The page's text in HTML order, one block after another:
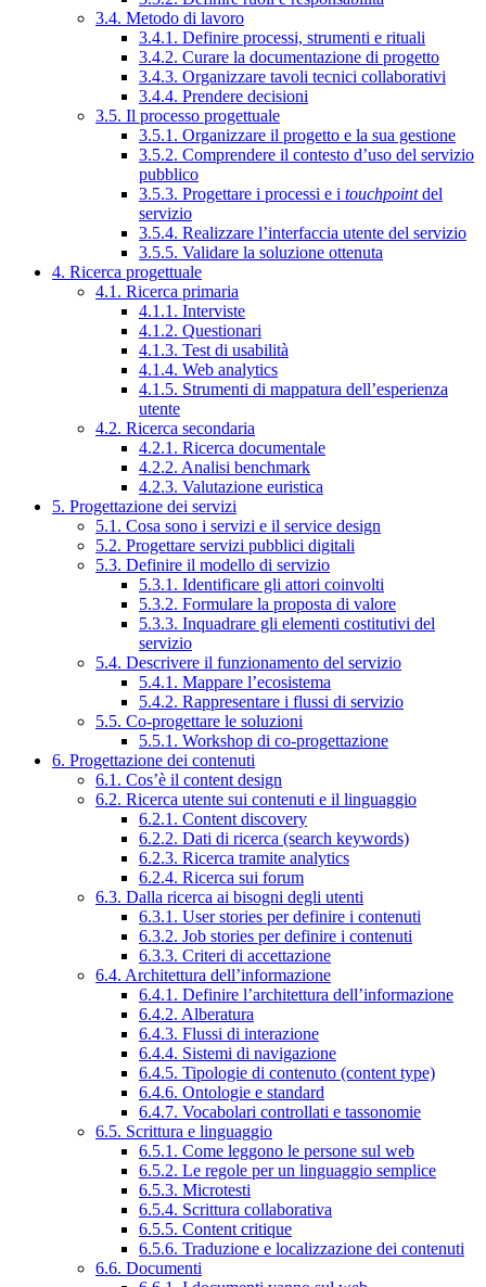
3.4. Metodo di lavoro
3.4.1. Definire processi, strumenti e rituali
3.4.2. Curare la documentazione di progetto
3.4.3. Organizzare tavoli tecnici collaborativi
3.4.4. Prendere decisioni
3.5. Il processo progettuale
3.5.1. Organizzare il progetto e la sua gestione
3.5.2. Comprendere il contesto d’uso del servizio
pubblico
3.5.3. Progettare i processi e i touchpointdel
servizio
3.5.4. Realizzare l’interfaccia utente del servizio
3.5.5. Validare la soluzione ottenuta
4. Ricerca progettuale
4.1. Ricerca primaria
4.1.1. Interviste
4.1.2. Questionari
4.1.3. Test di usabilità
4.1.4. Web analytics
4.1.5. Strumenti di mappatura dell’esperienza
utente
4.2. Ricerca secondaria
4.2.1. Ricerca documentale
4.2.2. Analisi benchmark
4.2.3. Valutazione euristica
5. Progettazione dei servizi
5.1. Cosa sono i servizi e il service design
5.2. Progettare servizi pubblici digitali
5.3. Definire il modello di servizio
5.3.1. Identificare gli attori coinvolti
5.3.2. Formulare la proposta di valore
5.3.3. Inquadrare gli elementi costitutivi del
servizio
5.4. Descrivere il funzionamento del servizio
5.4.1. Mappare l’ecosistema
5.4.2. Rappresentare i flussi di servizio
5.5. Co-progettare le soluzioni
5.5.1. Workshop di co-progettazione
6. Progettazione dei contenuti
6.1. Cos’è il content design
6.2. Ricerca utente sui contenuti e il linguaggio
6.2.1. Content discovery
6.2.2. Dati di ricerca (search keywords)
6.2.3. Ricerca tramite analytics
6.2.4. Ricerca sui forum
6.3. Dalla ricerca ai bisogni degli utenti
6.3.1. User stories per definire i contenuti
6.3.2. Job stories per definire i contenuti
6.3.3. Criteri di accettazione
6.4. Architettura dell’informazione
6.4.1. Definire l’architettura dell’informazione
6.4.2. Alberatura
6.4.3. Flussi di interazione
6.4.4. Sistemi di navigazione
6.4.5. Tipologie di contenuto (content type)
6.4.6. Ontologie e standard
6.4.7. Vocabolari controllati e tassonomie
6.5. Scrittura e linguaggio
6.5.1. Come leggono le persone sul web
6.5.2. Le regole per un linguaggio semplice
6.5.3. Microtesti
6.5.4. Scrittura collaborativa
6.5.5. Content critique
6.5.6. Traduzione e localizzazione dei contenuti
6.6. Documenti